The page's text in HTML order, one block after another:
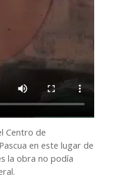
Centro de
en este lugar de
la obra no podía